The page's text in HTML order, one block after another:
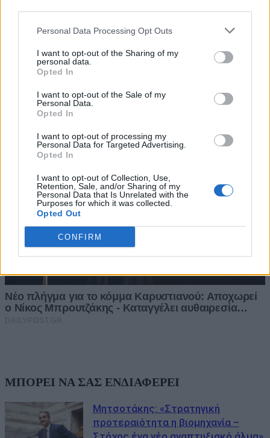
Personal Data Processing Opt Outs
I want to opt-out of the Sharing of my
personal data.
Opted In
I want to opt-out of the Sale of my
Personal Data.
Opted In
I want to opt-out of processing my
Personal Data for Targeted Advertising.
Opted In
I want to opt-out of Collection, Use,
Retention, Sale, and/or Sharing of my
Personal Data that Is Unrelated with the
Purposes for which it was collected.
Opted Out
CONFIRM
ΜΠΟΡΕΙ ΝΑ ΣΑΣ ΕΝΔΙΑΦΕΡΕΙ
Μητσοτάκης: «Στρατηγική
προτεραιότητα η βιομηχανία –